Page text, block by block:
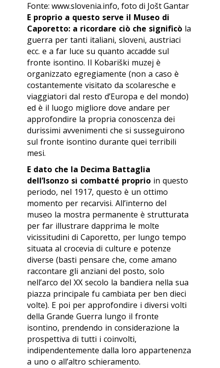
Fonte: www.slovenia.info, foto di Jošt Gantar
E proprio a questo serve il Museo di
Caporetto: a ricordare ciò che significò la
guerra per tanti italiani, sloveni, austriaci
ecc. e a far luce su quanto accadde sul
fronte isontino. Il Kobariški muzej è
organizzato egregiamente (non a caso è
costantemente visitato da scolaresche e
viaggiatori dal resto d’Europa e del mondo)
ed è il luogo migliore dove andare per
approfondire la propria conoscenza dei
durissimi avvenimenti che si susseguirono
sul fronte isontino durante quei terribili
mesi.
E dato che la Decima Battaglia
dell’Isonzo si combatté proprio in questo
periodo, nel 1917, questo è un ottimo
momento per recarvisi. All’interno del
museo la mostra permanente è strutturata
per far illustrare dapprima le molte
vicissitudini di Caporetto, per lungo tempo
situata al crocevia di culture e potenze
diverse (basti pensare che, come amano
raccontare gli anziani del posto, solo
nell’arco del XX secolo la bandiera nella sua
piazza principale fu cambiata per ben dieci
volte). E poi per approfondire i diversi volti
della Grande Guerra lungo il fronte
isontino, prendendo in considerazione la
prospettiva di tutti i coinvolti,
indipendentemente dalla loro appartenenza
a uno o all’altro schieramento.